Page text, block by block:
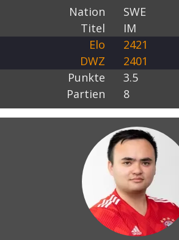
Nation
SWE
Titel
IM
Elo
2421
DWZ
2401
Punkte
3.5
Partien
8